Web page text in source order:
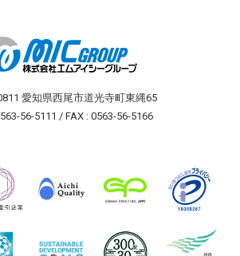
愛知県西尾市道光寺町東縄65
56-5111 / FAX : 0563-56-5166